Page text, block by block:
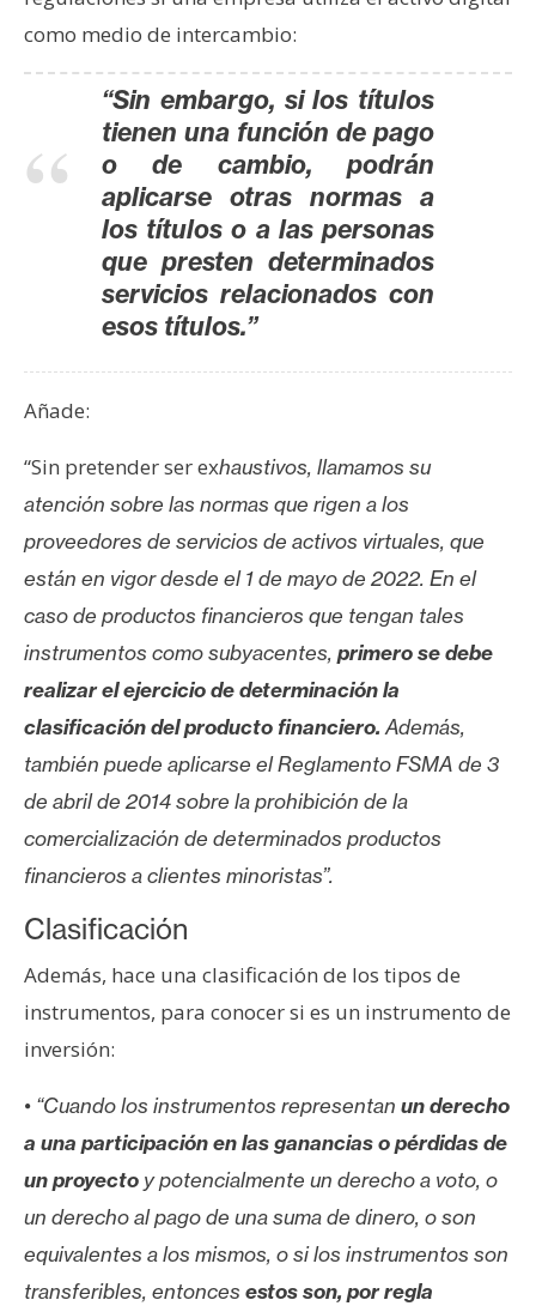
como medio de intercambio:
“Sin embargo, si los títulos
tienen una función de pago
o de cambio, podrán
aplicarse otras normas a
los títulos o a las personas
que presten determinados
servicios relacionados con
esos títulos.”
Añade:
“Sin pretender ser exhaustivos, llamamos su
atención sobre las normas que rigen a los
proveedores de servicios de activos virtuales, que
están en vigor desde el 1 de mayo de 2022. En el
caso de productos financieros que tengan tales
instrumentos como subyacentes, primero se debe
realizar el ejercicio de determinación la
clasificación del producto financiero.Además,
también puede aplicarse el Reglamento FSMA de 3
de abril de 2014 sobre la prohibición de la
comercialización de determinados productos
financieros a clientes minoristas”.
Clasificación
Además, hace una clasificación de los tipos de
instrumentos, para conocer si es un instrumento de
inversión:
• “Cuando los instrumentos representan un derecho
a una participación en las ganancias o pérdidas de
un proyecto y potencialmente un derecho a voto, o
un derecho al pago de una suma de dinero, o son
equivalentes a los mismos, o si los instrumentos son
transferibles, entonces estos son, por regla